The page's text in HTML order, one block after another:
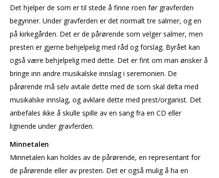
Det hjelper de som er til stede å finne roen før gravferden
begynner. Under gravferden er det normalt tre salmer, og en
på kirkegården. Det er de pårørende som velger salmer, men
presten er gjerne behjelpelig med råd og forslag. Byrået kan
også være behjelpelig med dette. Det er fint om man ønsker å
bringe inn andre musikalske innslag i seremonien. De
pårørende må selv avtale dette med de som skal delta med
musikalske innslag, og avklare dette med prest/organist. Det
anbefales ikke å skulle spille av en sang fra en CD eller
lignende under gravferden.
Minnetalen
Minnetalen kan holdes av de pårørende, en representant for
de pårørende eller av presten. Det er også mulig å ha en